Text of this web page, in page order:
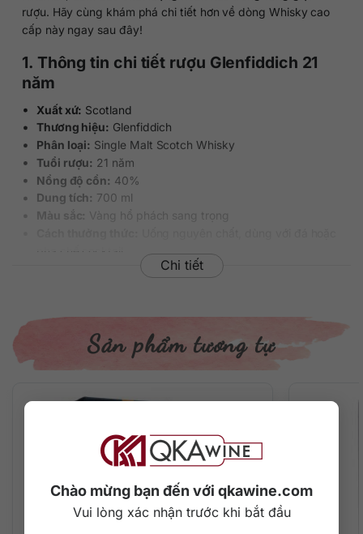
Chào mừng bạn đến với qkawine.com
Vui lòng xác nhận trước khi bắt đầu
rượu. Hãy cùng khám phá chi tiết hơn về dòng Whisky cao
cấp này ngay sau đây!
1. Thông tin chi tiết rượu Glenfiddich 21
năm
Xuất xứ: Scotland
Thương hiệu: Glenfiddich
Phân loại: Single Malt Scotch Whisky
Tuổi rượu: 21 năm
Nồng độ cồn: 40%
Dung tích: 700 ml
Màu sắc: Vàng hổ phách sang trọng
pha chế cocktail
Quy cách đóng gói:
Thùng 6 chai
Chi tiết
Sản phẩm tương tự